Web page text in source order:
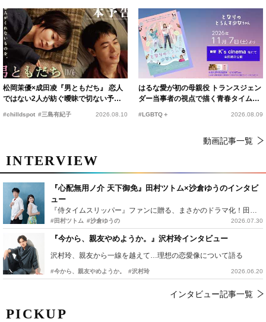
PICKUP
松岡茉優×成田凌『男ともだち』 恋人
ではない2人が紡ぐ曖昧で切ない予告
#chilldspot #三島有紀子 2026.08.10
はるな愛が初の母親役 トランスジェン
ダー当事者の視点で描く青春タイムス
#LGBTQ＋ 2026.08.09
動画記事一覧
INTERVIEW
『心配無用ノ介 天下御免』田村ツトム×沙倉ゆうのインタビ
ュー
『侍タイムスリッパー』ファンに贈る、まさかのドラマ化！田村ツトム×沙倉ゆうのが語る『心配無用ノ介』撮影秘話
#田村ツトム #沙倉ゆうの 2026.07.30
『今から、親友やめようか。』沢村玲インタビュー
沢村玲、親友から一線を越えて…理想の恋愛像について語る
#今から、親友やめようか。 #沢村玲 2026.06.20
インタビュー記事一覧